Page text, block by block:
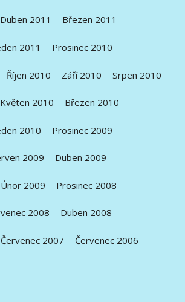
Duben 2011 Březen 2011
2011 Prosinec 2010
Říjen 2010 Září 2010 Srpen 2010
Květen 2010 Březen 2010
2010 Prosinec 2009
2009 Duben 2009
Únor 2009 Prosinec 2008
2008 Duben 2008
Červenec 2007 Červenec 2006